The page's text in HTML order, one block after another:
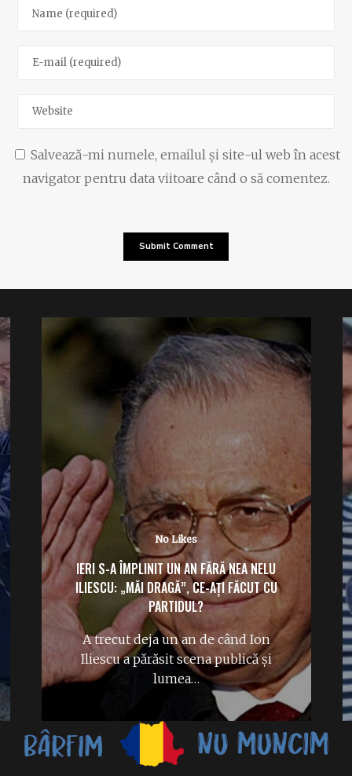
Salvează-mi numele, emailul și site-ul web în acest
navigator pentru data viitoare când o să comentez.
No Likes
IERI S-A ÎMPLINIT UN AN FĂRĂ NEA NELU
ILIESCU: „MĂI DRAGĂ”, CE-AȚI FĂCUT CU
PARTIDUL?
A trecut deja un an de când Ion
Iliescu a părăsit scena publică și
lumea…